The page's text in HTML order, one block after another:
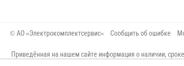
© АО «Электрокомплектсервис» Сообщить об ошибке
Приведённая на нашем сайте информация о наличии,